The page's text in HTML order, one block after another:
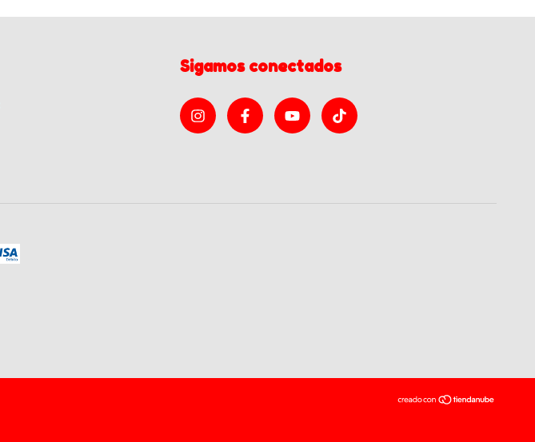
Sigamos conectados